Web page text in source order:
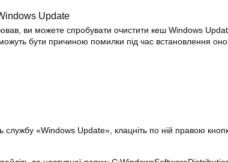
Update
ви можете спробувати очистити кеш Windows
бути причиною помилки під час встановлення
службу «Windows Update», клацніть по ній правою